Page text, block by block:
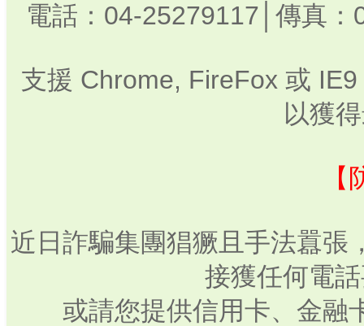
電話：04-25279117│傳真
支援 Chrome, FireFox 或
以獲
近日詐騙集團猖獗且手法囂張
接獲任何電
或請您提供信用卡、金融